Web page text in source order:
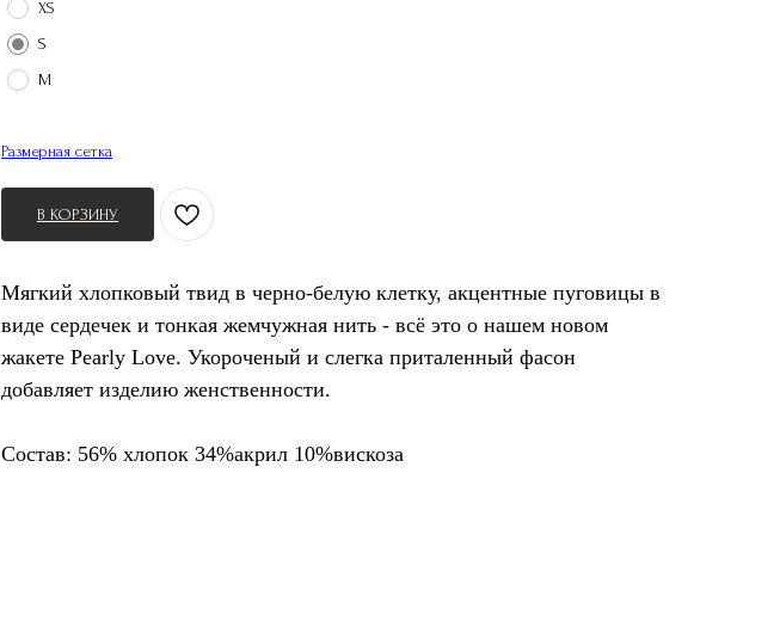
XS
S
M
Размерная сетка
В КОРЗИНУ
Мягкий хлопковый твид в черно-белую клетку, акцентные пуговицы в
виде сердечек и тонкая жемчужная нить - всё это о нашем новом
жакете Pearly Love. Укороченый и слегка приталенный фасон
добавляет изделию женственности.
Состав: 56% хлопок 34%акрил 10%вискоза